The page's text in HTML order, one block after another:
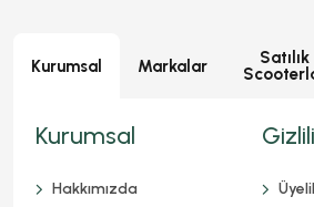
Kurumsal Markalar
Satılık
Kurumsal
Hakkımızda